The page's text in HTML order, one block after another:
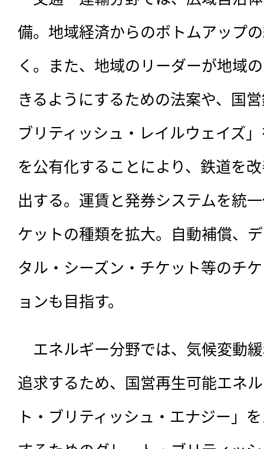
備。地域経済からのボトムアップ
く。また、地域のリーダーが地域
きるようにするための法案や、国
ブリティッシュ・レイルウェイズ
を公有化することにより、鉄道を
出する。運賃と発券システムを統
ケットの種類を拡大。自動補償、
タル・シーズン・チケット等のチ
ョンも目指す。
エネルギー分野では、気候変動
追求するため、国営再生可能エネ
ト・ブリティッシュ・エナジー」